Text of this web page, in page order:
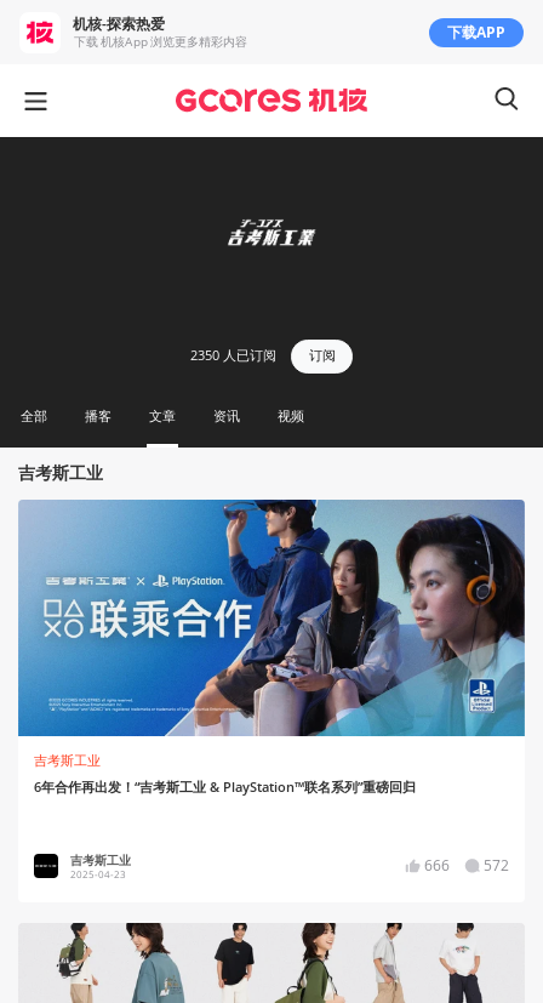
2350 人已订阅 订阅
全部 播客 文章 资讯 视频
吉考斯工业
吉考斯工业
6年合作再出发！“吉考斯工业 & PlayStation™联名系列”重磅回归
吉考斯工业
2025-04-23 666 572
机核-探索热爱
下载 机核App 浏览更多精彩内容 下载APP